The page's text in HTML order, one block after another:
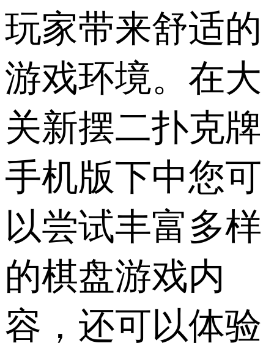
玩家带来舒适的
游戏环境。在大
关新摆二扑克牌
手机版下中您可
以尝试丰富多样
的棋盘游戏内
容，还可以体验